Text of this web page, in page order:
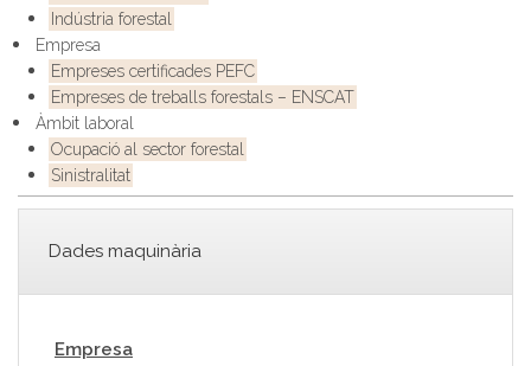
Indústria forestal
Empresa
Empreses certificades PEFC
Empreses de treballs forestals – ENSCAT
Àmbit laboral
Ocupació al sector forestal
Sinistralitat
Dades maquinària
Empresa